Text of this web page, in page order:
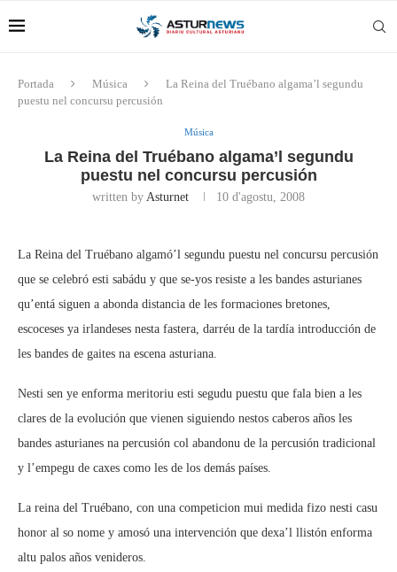
Portada Música
La Reina del Truébano algama’l segundu
puestu nel concursu percusión
Música
La Reina del Truébano algama’l segundu
puestu nel concursu percusión
written by Asturnet 10 d'agostu, 2008
La Reina del Truébano algamó’l segundu puestu nel concursu percusión
que se celebró esti sabádu y que se-yos resiste a les bandes asturianes
qu’entá siguen a abonda distancia de les formaciones bretones,
escoceses ya irlandeses nesta fastera, darréu de la tardía introducción de
les bandes de gaites na escena asturiana.
Nesti sen ye enforma meritoriu esti segudu puestu que fala bien a les
clares de la evolución que vienen siguiendo nestos caberos años les
bandes asturianes na percusión col abandonu de la percusión tradicional
y l’empegu de caxes como les de los demás países.
La reina del Truébano, con una competicion mui medida fizo nesti casu
honor al so nome y amosó una intervención que dexa’l llistón enforma
altu palos años venideros.